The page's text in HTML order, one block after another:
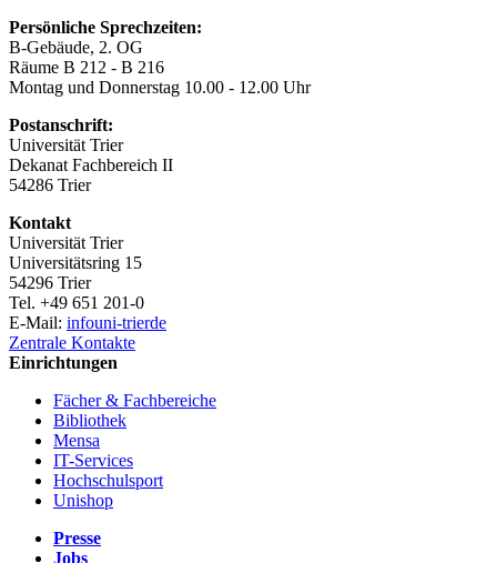
Persönliche Sprechzeiten:
B-Gebäude, 2. OG
Räume B 212 - B 216
Montag und Donnerstag 10.00 - 12.00 Uhr
Postanschrift:
Universität Trier
Dekanat Fachbereich II
54286 Trier
Kontakt
Universität Trier
Universitätsring 15
54296 Trier
Tel. +49 651 201-0
E-Mail: infouni-trierde
Zentrale Kontakte
Einrichtungen
Fächer & Fachbereiche
Bibliothek
Mensa
IT-Services
Hochschulsport
Unishop
Presse
Jobs